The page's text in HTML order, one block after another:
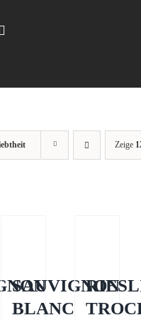
Zeige
SAUVIGNON
BLANC